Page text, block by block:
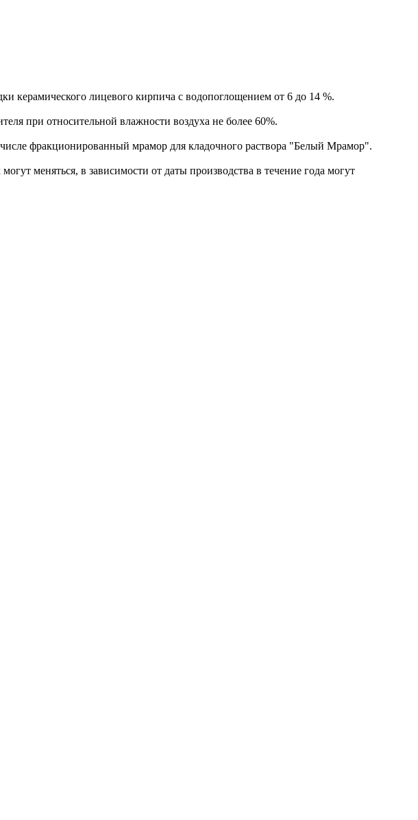
керамического лицевого кирпича с водопоглощением от 6 до 14 %.
при относительной влажности воздуха не более 60%.
фракционированный мрамор для кладочного раствора "Белый Мрамор".
меняться, в зависимости от даты производства в течение года могут